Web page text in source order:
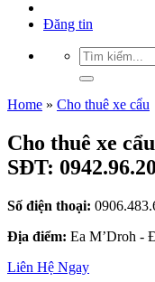
Đăng tin
Home » Cho thuê xe cẩu
Cho thuê xe
SĐT:
Số điện thoại:
Địa điểm: Ea M’Droh -
Liên Hệ Ngay